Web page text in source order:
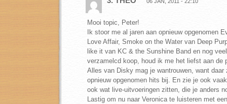
Mooi topic, Peter!
Ik stoor me al jaren aan opnieuw opgenomen
Love Affair, Smoke on the Water van Deep
like it van KC & the Sunshine Band en nog
verzamelcd koop, houd ik me het liefst aan de
Alles van Disky mag je wantrouwen, want daar
opnieuw opgenomen hits bij. En zie je ook
ook wat live-uitvoeringen zitten, die je anders
Lastig om nu naar Veronica te luisteren met